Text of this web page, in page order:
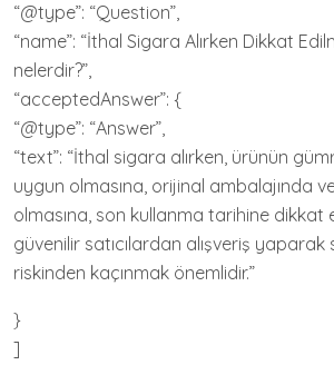
“@type”: “Question”,
“name”: “İthal Sigara Alırken Dikkat
nelerdir?”,
“acceptedAnswer”: {
“@type”: “Answer”,
“text”: “İthal sigara alırken, ürünün
uygun olmasına, orijinal ambalajında
olmasına, son kullanma tarihine dikkat
güvenilir satıcılardan alışveriş yaparak
riskinden kaçınmak önemlidir.”
}
]